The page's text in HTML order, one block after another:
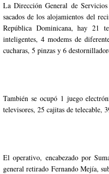
La Dirección General de
sacados de los alojamientos del
República Dominicana, hay 21
inteligentes, 4 modems de
cucharas, 5 pinzas y 6
También se ocupó 1 juego
televisores, 25 cajitas de telecable,
El operativo, encabezado por
general retirado Fernando Mejía,